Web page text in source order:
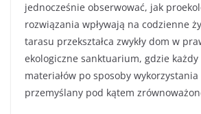
jednocześnie obserwować, jak
rozwiązania wpływają na codzienne
tarasu przekształca zwykły dom w
ekologiczne sanktuarium, gdzie
materiałów po sposoby
przemyślany pod kątem